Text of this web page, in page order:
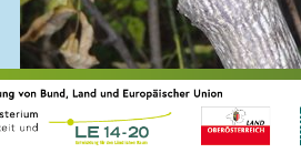
Graubraune Rinde mit weißen